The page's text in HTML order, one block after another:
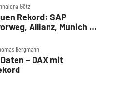
Götz
Rekord: SAP
Allianz, Munich Re
Bergmann
– DAX mit